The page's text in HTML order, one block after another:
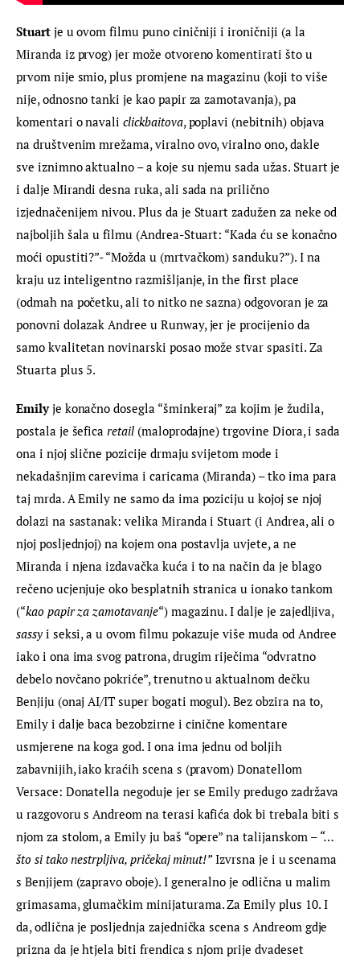
Stuart je u ovom filmu puno ciničniji i ironičniji (a la
Miranda iz prvog) jer može otvoreno komentirati što u
prvom nije smio, plus promjene na magazinu (koji to više
nije, odnosno tanki je kao papir za zamotavanja), pa
komentari o navali clickbaitova, poplavi (nebitnih) objava
na društvenim mrežama, viralno ovo, viralno ono, dakle
sve iznimno aktualno – a koje su njemu sada užas. Stuart je
i dalje Mirandi desna ruka, ali sada na prilično
izjednačenijem nivou. Plus da je Stuart zadužen za neke od
najboljih šala u filmu (Andrea-Stuart: “Kada ću se konačno
moći opustiti?”- “Možda u (mrtvačkom) sanduku?”). I na
kraju uz inteligentno razmišljanje, in the first place
(odmah na početku, ali to nitko ne sazna) odgovoran je za
ponovni dolazak Andree u Runway, jer je procijenio da
samo kvalitetan novinarski posao može stvar spasiti. Za
Stuarta plus 5.
Emily je konačno dosegla “šminkeraj” za kojim je žudila,
postala je šefica retail (maloprodajne) trgovine Diora, i sada
ona i njoj slične pozicije drmaju svijetom mode i
nekadašnjim carevima i caricama (Miranda) – tko ima para
taj mrda. A Emily ne samo da ima poziciju u kojoj se njoj
dolazi na sastanak: velika Miranda i Stuart (i Andrea, ali o
njoj posljednjoj) na kojem ona postavlja uvjete, a ne
Miranda i njena izdavačka kuća i to na način da je blago
rečeno ucjenjuje oko besplatnih stranica u ionako tankom
(“kao papir za zamotavanje“) magazinu. I dalje je zajedljiva,
sassy i seksi, a u ovom filmu pokazuje više muda od Andree
iako i ona ima svog patrona, drugim riječima “odvratno
debelo novčano pokriće”, trenutno u aktualnom dečku
Benjiju (onaj AI/IT super bogati mogul). Bez obzira na to,
Emily i dalje baca bezobzirne i cinične komentare
usmjerene na koga god. I ona ima jednu od boljih
zabavnijih, iako kraćih scena s (pravom) Donatellom
Versace: Donatella negoduje jer se Emily predugo zadržava
u razgovoru s Andreom na terasi kafića dok bi trebala biti s
njom za stolom, a Emily ju baš “opere” na talijanskom – “…
što si tako nestrpljiva, pričekaj minut!” Izvrsna je i u scenama
s Benjijem (zapravo oboje). I generalno je odlična u malim
grimasama, glumačkim minijaturama. Za Emily plus 10. I
da, odlična je posljednja zajednička scena s Andreom gdje
prizna da je htjela biti frendica s njom prije dvadeset